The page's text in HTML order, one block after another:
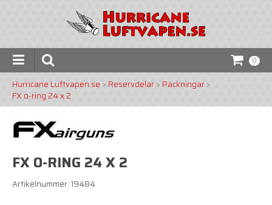
0
Hurricane Luftvapen.se > Reservdelar> Packningar >
FX o-ring 24 x 2
FX O-RING 24 X 2
Artikelnummer: 19484